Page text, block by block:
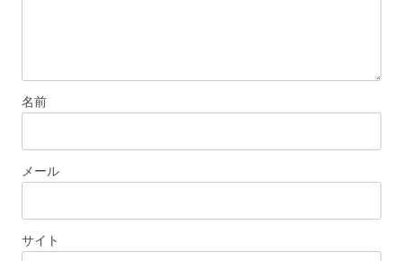
名前
メール
サイト